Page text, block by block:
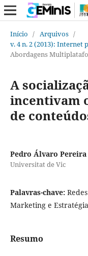
Início / Arquivos /
v. 4 n. 2 (2013): Internet
Abordagens
A
incentivam
de
Pedro Álvaro
Universitat de Vic
Palavras-chave:
Marketing e Estratégia
Resumo